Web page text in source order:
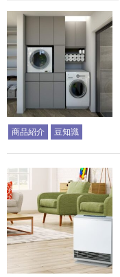
商品紹介 豆知識